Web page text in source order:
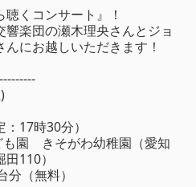
くコンサート』！
楽団の瀬木理央さんとジョ
にお越しいただきます！
17時30分）
も園 きそがわ幼稚園（愛知
110）
（無料）